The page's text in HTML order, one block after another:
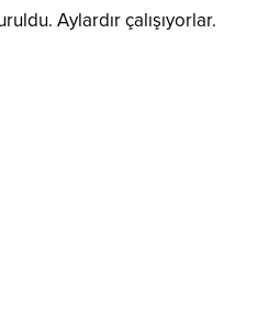
Aylardır çalışıyorlar.